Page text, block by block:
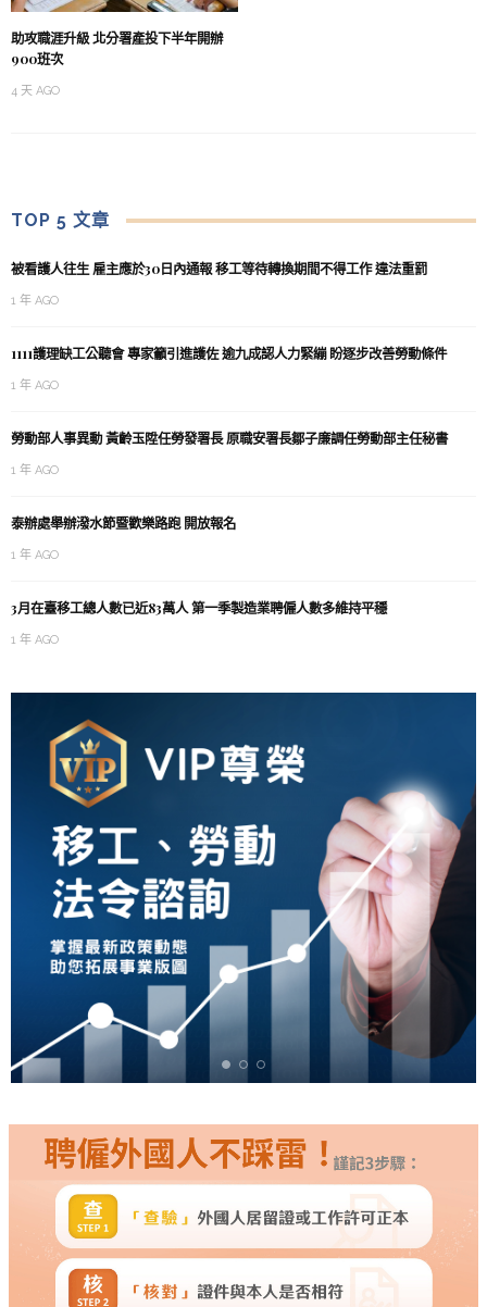
助攻職涯升級 北分署產投下半年開辦
900班次
4 天 AGO
TOP 5 文章
被看護人往生 雇主應於30日內通報 移工等待轉換期間不得工作 違法重罰
1 年 AGO
1111護理缺工公聽會 專家籲引進護佐 逾九成認人力緊繃 盼逐步改善勞動條件
1 年 AGO
勞動部人事異動 黃齡玉陞任勞發署長 原職安署長鄒子廉調任勞動部主任秘書
1 年 AGO
泰辦處舉辦潑水節暨歡樂路跑 開放報名
1 年 AGO
3月在臺移工總人數已近83萬人 第一季製造業聘僱人數多維持平穩
1 年 AGO